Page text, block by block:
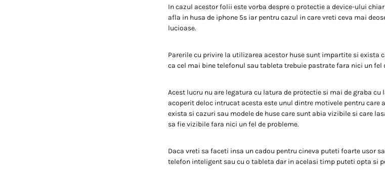
In cazul acestor folii este vorba despre o protectie a device-ului
afla in husa de iphone 5s iar pentru cazul in care vreti ceva mai
lucioase.
Parerile cu privire la utilizarea acestor huse sunt impartite si exista
ca cel mai bine telefonul sau tableta trebuie pastrate fara nici un fel
Acest lucru nu are legatura cu latura de protectie si mai de graba cu
acoperit deloc intrucat acesta este unul dintre motivele pentru care
exista si cazuri sau modele de huse care sunt abia vizibile si care
sa fie vizibile fara nici un fel de probleme.
Daca vreti sa faceti insa un cadou pentru cineva puteti foarte usor
telefon inteligent sau cu o tableta dar in acelasi timp puteti opta si